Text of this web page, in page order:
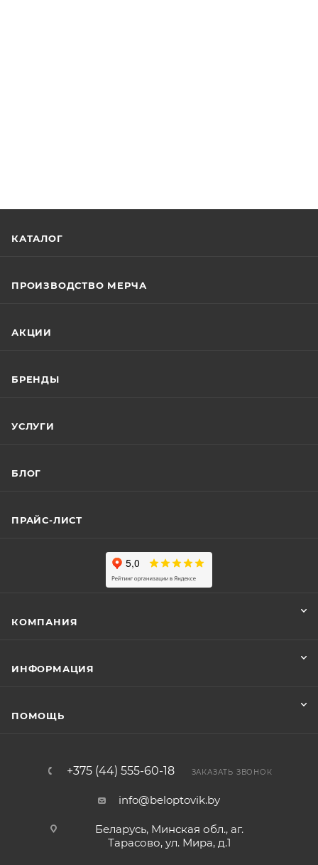
КАТАЛОГ
ПРОИЗВОДСТВО МЕРЧА
АКЦИИ
БРЕНДЫ
УСЛУГИ
БЛОГ
ПРАЙС-ЛИСТ
КОМПАНИЯ
ИНФОРМАЦИЯ
ПОМОЩЬ
+375 (44) 555-60-18 ЗАКАЗАТЬ ЗВОНОК
info@beloptovik.by
Беларусь, Минская обл., аг.
Тарасово, ул. Мира, д.1